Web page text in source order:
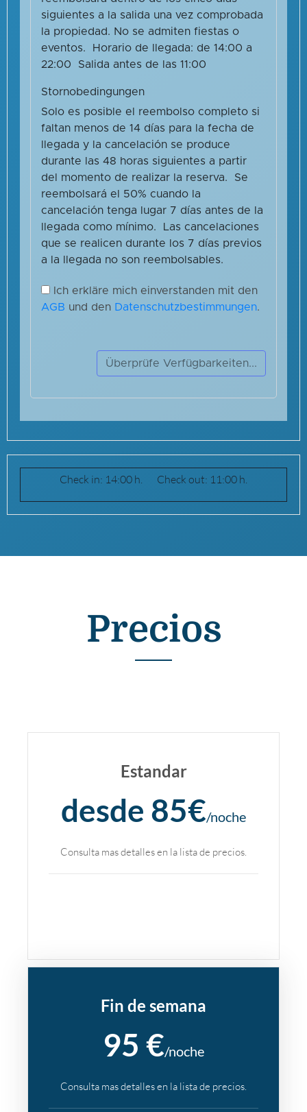
Check in: 14:00 h. Check out: 11:00 h.
Precios
Estandar
desde 85€/noche
Consulta mas detalles en la lista de precios.
Fin de semana
95 €/noche
Consulta mas detalles en la lista de precios.